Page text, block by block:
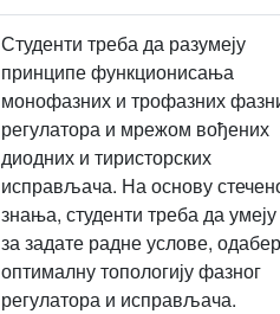
Студенти треба да разумеју
принципе функционисања
монофазних и трофазних
регулатора и мрежом вођених
диодних и тиристорских
исправљача. На основу
знања, студенти треба да
за задате радне услове,
оптималну топологију фазног
регулатора и исправљача.